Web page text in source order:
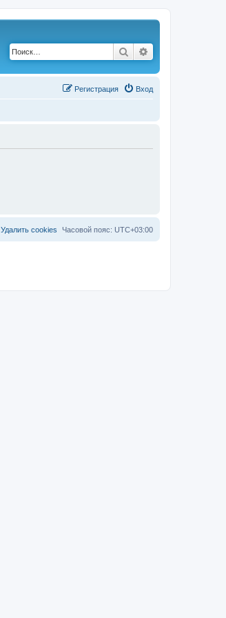
Поиск
Вход
Регистрация
Часовой пояс: UTC+03:00
Удалить cookies